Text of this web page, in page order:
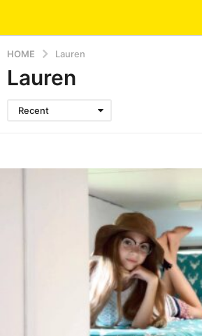
HOME Lauren
Lauren
Recent